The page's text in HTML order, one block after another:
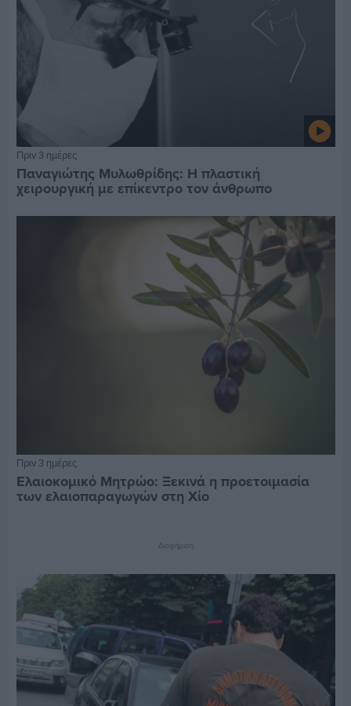
Πριν 3 ημέρες
Παναγιώτης Μυλωθρίδης: Η πλαστική
χειρουργική με επίκεντρο τον άνθρωπο
Πριν 3 ημέρες
Ελαιοκομικό Μητρώο: Ξεκινά η προετοιμασία
των ελαιοπαραγωγών στη Χίο
Διαφήμιση